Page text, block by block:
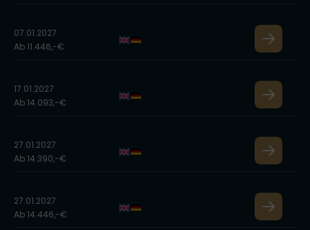
07.01.2027
Ab 11.446,-€
17.01.2027
Ab 14.093,-€
27.01.2027
Ab 14.390,-€
27.01.2027
Ab 14.446,-€